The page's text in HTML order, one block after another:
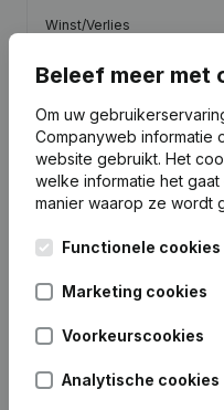
Winst/Verlies
Eigen vermogen
Brutomarge
Publicaties
Datum
Beleef meer met
Om uw
Companyweb informatie
website gebruikt. Het
welke informatie het
manier waarop ze wordt
Functionele cookies
Marketing cookies
Voorkeurscookies
Analytische cookies